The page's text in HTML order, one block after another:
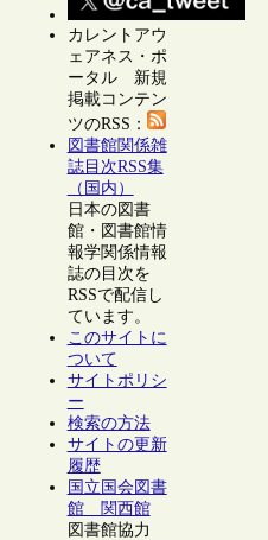
カレントアウ
ェアネス・ポ
ータル 新規
掲載コンテン
ツのRSS：
図書館関係雑
誌目次RSS集
（国内）
日本の図書
館・図書館情
報学関係情報
誌の目次を
RSSで配信し
ています。
このサイトに
ついて
サイトポリシ
ー
検索の方法
サイトの更新
履歴
国立国会図書
館 関西館
図書館協力